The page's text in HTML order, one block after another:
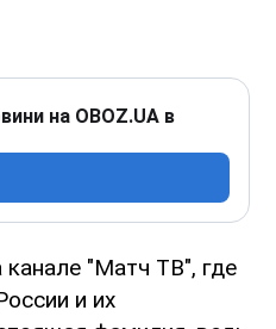
на OBOZ.UA в
"Матч ТВ", где
и их